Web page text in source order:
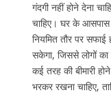
गंदगी नहीं होने देना
चाहिए। घर के आसपास
नियमित तौर पर सफाई
सकेगा, जिससे लोगों का
कई तरह की बीमारी
भरकर रखना चाहिए,